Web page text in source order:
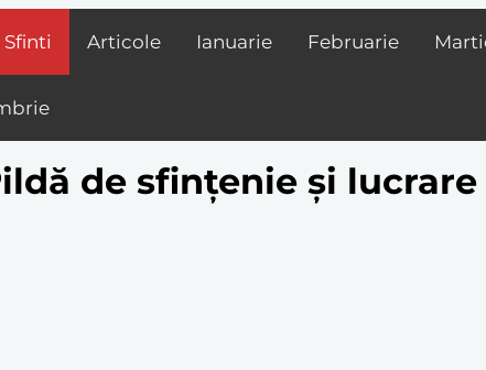
Sfinti Articole Ianuarie Februarie
de sfințenie și